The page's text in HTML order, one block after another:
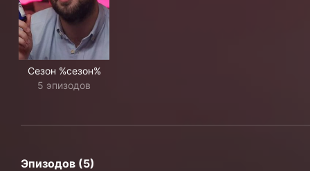
Сезон %сезон%
5 эпизодов
Эпизодов (5)